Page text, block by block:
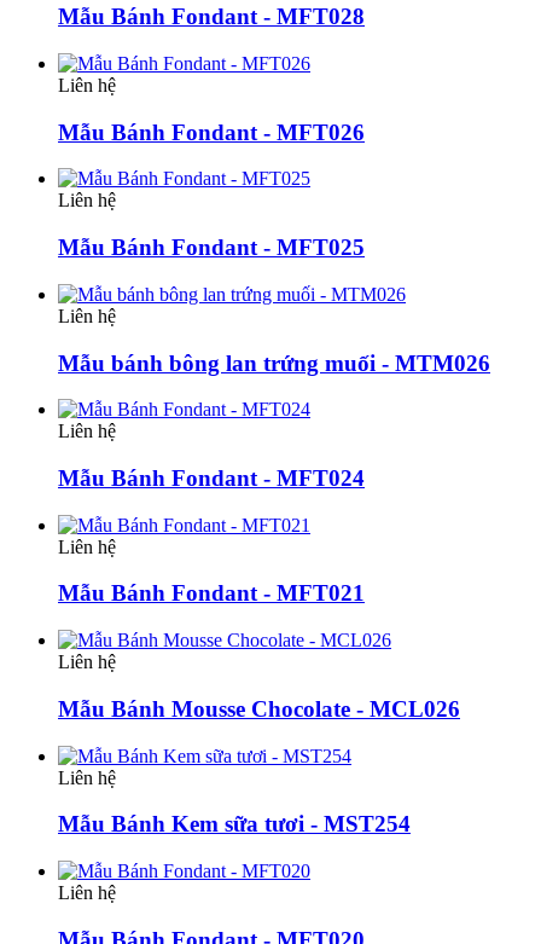
Mẫu Bánh Fondant - MFT028
Liên hệ
Mẫu Bánh Fondant - MFT026
Liên hệ
Mẫu Bánh Fondant - MFT025
Liên hệ
Mẫu bánh bông lan trứng muối - MTM026
Liên hệ
Mẫu Bánh Fondant - MFT024
Liên hệ
Mẫu Bánh Fondant - MFT021
Liên hệ
Mẫu Bánh Mousse Chocolate - MCL026
Liên hệ
Mẫu Bánh Kem sữa tươi - MST254
Liên hệ